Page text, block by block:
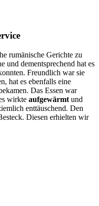
rumänische Gerichte zu
und dementsprechend hat es
Freundlich war sie
hat es ebenfalls eine
Das Essen war
wirkte aufgewärmt und
enttäuschend. Den
Diesen erhielten wir